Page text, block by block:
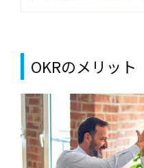
OKRのメリット